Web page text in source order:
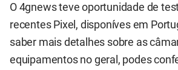
O 4gnews teve oportunidade de
recentes Pixel, disponíves em
saber mais detalhes sobre as
equipamentos no geral, podes